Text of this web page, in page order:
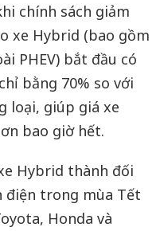
chính sách giảm
xe Hybrid (bao gồm
PHEV) bắt đầu có
bằng 70% so với
loại, giúp giá xe
bao giờ hết.
Hybrid thành đối
trong mùa Tết
Honda và